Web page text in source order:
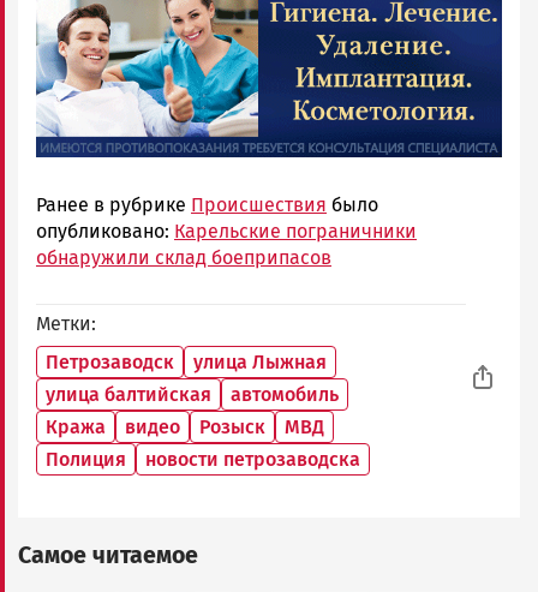
Ранее в рубрике Происшествия было
опубликовано: Карельские пограничники
обнаружили склад боеприпасов
Метки
Петрозаводск
улица Лыжная
улица балтийская
автомобиль
Кража
видео Розыск
МВД
Полиция
новости петрозаводска
Самое читаемое